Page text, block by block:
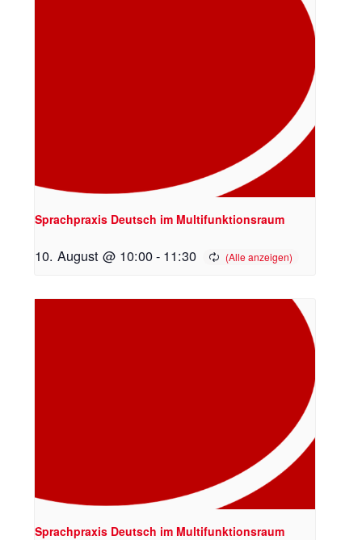
Sprachpraxis Deutsch im Multifunktionsraum
10. August @ 10:00- 11:30
Sprachpraxis Deutsch im Multifunktionsraum